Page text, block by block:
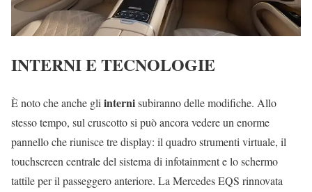
INTERNI E TECNOLOGIE
È noto che anche gli internisubiranno delle modifiche. Allo
stesso tempo, sul cruscotto si può ancora vedere un enorme
pannello che riunisce tre display: il quadro strumenti virtuale, il
touchscreen centrale del sistema di infotainment e lo schermo
tattile per il passeggero anteriore. La Mercedes EQS rinnovata